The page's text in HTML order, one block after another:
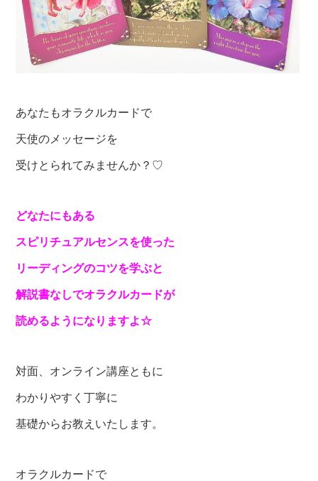
あなたもオラクルカードで
天使のメッセージを
受けとられてみませんか？♡
どなたにもある
スピリチュアルセンスを使った
リーディングのコツを学ぶと
解説書なしでオラクルカードが
読めるようになりますよ☆
対面、オンライン講座ともに
わかりやすく丁寧に
基礎からお教えいたします。
オラクルカードで